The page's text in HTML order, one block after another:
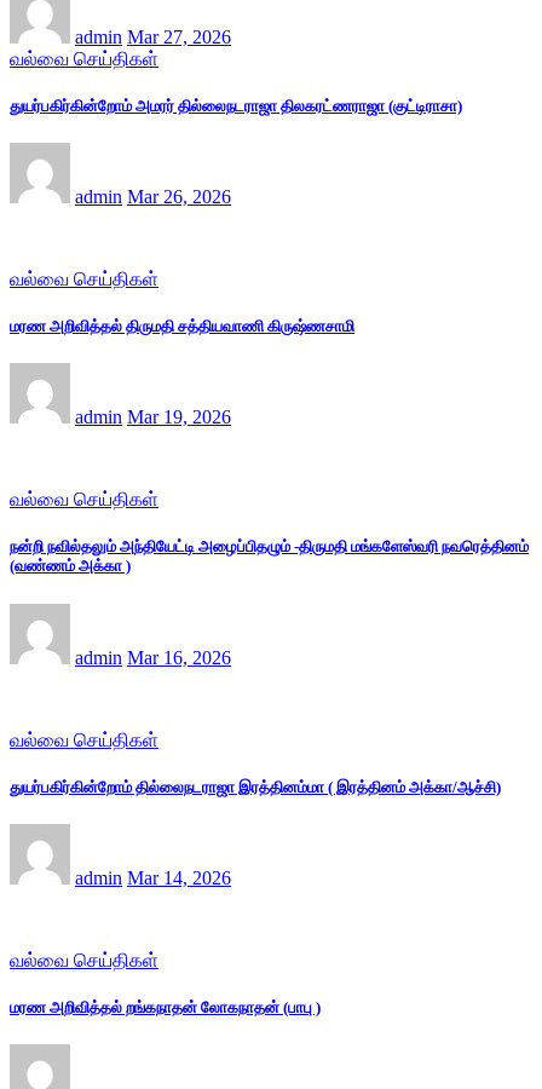
admin Mar 27, 2026
வல்வை செய்திகள்
துயர்பகிர்கின்றோம் அமரர் தில்லைநடராஜா திலகரட்ணராஜா (குட்டிராசா)
admin Mar 26, 2026
வல்வை செய்திகள்
மரண அறிவித்தல் திருமதி சத்தியவாணி கிருஷ்ணசாமி
admin Mar 19, 2026
வல்வை செய்திகள்
நன்றி நவில்தலும் அந்தியேட்டி அழைப்பிதழும் -திருமதி மங்களேஸ்வரி நவரெத்தினம்
(வண்ணம் அக்கா )
admin Mar 16, 2026
வல்வை செய்திகள்
துயர்பகிர்கின்றோம் தில்லைநடராஜா இரத்தினம்மா ( இரத்தினம் அக்கா/ஆச்சி)
admin Mar 14, 2026
வல்வை செய்திகள்
மரண அறிவித்தல் றங்கநாதன் லோகநாதன் (பாபு )